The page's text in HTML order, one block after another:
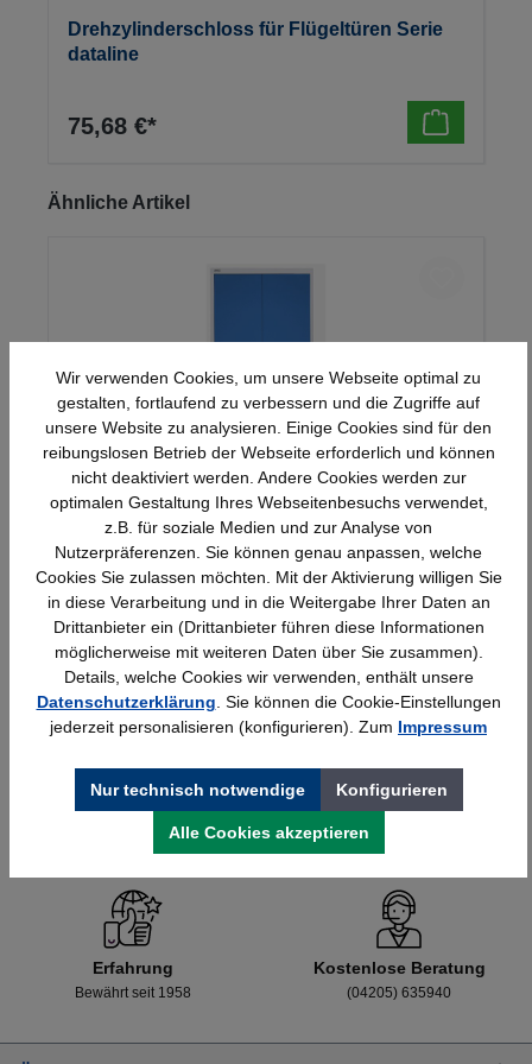
Drehzylinderschloss für Flügeltüren Serie
dataline
75,68 €*
Produktgalerie überspringen
Ähnliche Artikel
Stahl-Flügeltürenschrank Serie 950
428,40 €* Details
Schnelle Lieferung
Bundesweit
Topmarken
Faire Preise
Erfahrung
Bewährt seit 1958
Kostenlose Beratung
(04205) 635940
Wir verwenden Cookies, um unsere Webseite optimal zu
gestalten, fortlaufend zu verbessern und die Zugriffe auf
unsere Website zu analysieren. Einige Cookies sind für den
reibungslosen Betrieb der Webseite erforderlich und können
nicht deaktiviert werden. Andere Cookies werden zur
optimalen Gestaltung Ihres Webseitenbesuchs verwendet,
z.B. für soziale Medien und zur Analyse von
Nutzerpräferenzen. Sie können genau anpassen, welche
Cookies Sie zulassen möchten. Mit der Aktivierung willigen Sie
in diese Verarbeitung und in die Weitergabe Ihrer Daten an
Drittanbieter ein (Drittanbieter führen diese Informationen
möglicherweise mit weiteren Daten über Sie zusammen).
Details, welche Cookies wir verwenden, enthält unsere
Datenschutzerklärung . Sie können die Cookie-Einstellungen
jederzeit personalisieren (konfigurieren). Zum Impressum
Nur technisch notwendige Konfigurieren
Alle Cookies akzeptieren